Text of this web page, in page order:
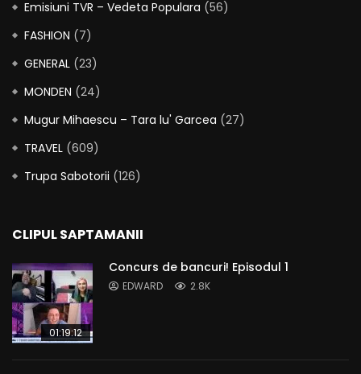
Emisiuni TVR – Vedeta Populara (56)
FASHION (7)
GENERAL (23)
MONDEN (24)
Mugur Mihaescu – Tara lu' Garcea (27)
TRAVEL (609)
Trupa Sabotorii (126)
CLIPUL SAPTAMANII
01:19:12
Concurs de bancuri! Episodul 1
EDWARD 2.8K